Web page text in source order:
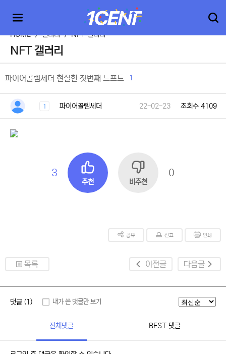
HOME > 갤러리 > NFT 갤러리
NFT 갤러리
파이어골렘세더 현질한 첫번째 느프트 1
1 파이어골렘세더 22-02-23 조회수 4109
3
추천 비추천
0
공유 신고 인쇄
목록 이전글 다음글
댓글 (1) 내가 쓴 댓글만 보기
전체댓글 BEST 댓글